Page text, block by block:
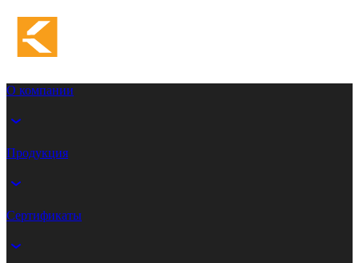
О компании
Продукция
Сертификаты